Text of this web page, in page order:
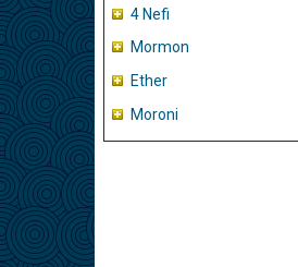
4 Nefi
Mormon
Ether
Moroni